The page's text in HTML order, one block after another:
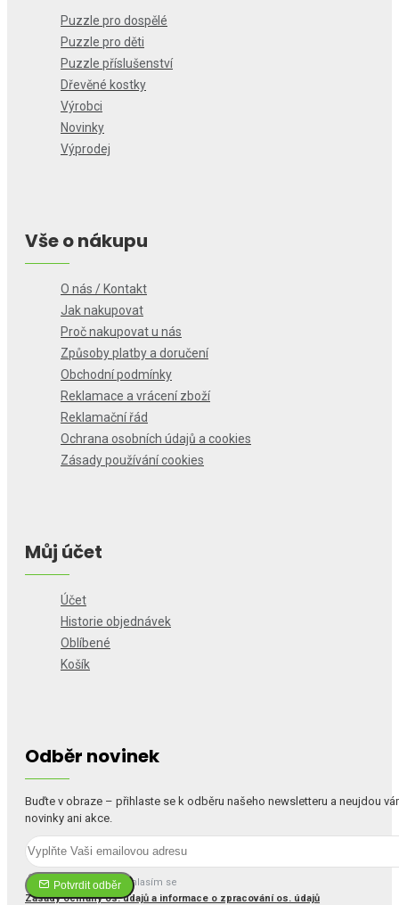
Puzzle pro dospělé
Puzzle pro děti
Puzzle příslušenství
Dřevěné kostky
Výrobci
Novinky
Výprodej
Vše o nákupu
O nás / Kontakt
Jak nakupovat
Proč nakupovat u nás
Způsoby platby a doručení
Obchodní podmínky
Reklamace a vrácení zboží
Reklamační řád
Ochrana osobních údajů a cookies
Zásady používání cookies
Můj účet
Účet
Historie objednávek
Oblíbené
Košík
Odběr novinek
Buďte v obraze – přihlaste se k odběru našeho newsletteru a neujdou
novinky ani akce.
Potvrdit odběr
Četl(a) jsem a souhlasím se
Zásady ochrany os. údajů a informace o zpracování os. údajů